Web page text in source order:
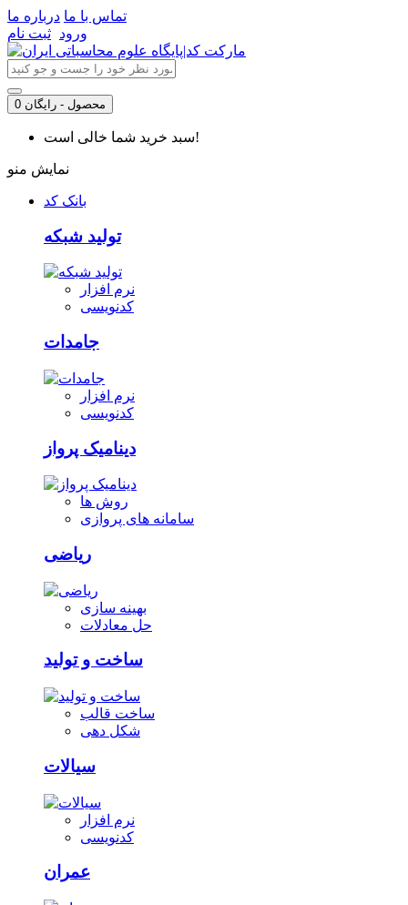
تماس با ما درباره ما
ورود ثبت نام
0 محصول - رایگان
سبد خرید شما خالی است!
نمایش منو
بانک کد
تولید شبکه
نرم افزار
کدنویسی
جامدات
نرم افزار
کدنویسی
دینامیک پرواز
روش ها
سامانه های پروازی
ریاضی
بهینه سازی
حل معادلات
ساخت و تولید
ساخت قالب
شکل دهی
سیالات
نرم افزار
کدنویسی
عمران